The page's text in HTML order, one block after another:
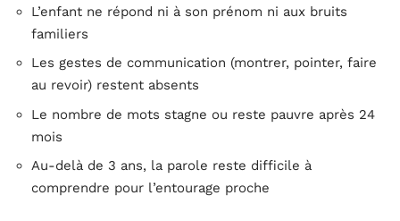
L’enfant ne répond ni à son prénom ni aux bruits
familiers
Les gestes de communication (montrer, pointer, faire
au revoir) restent absents
Le nombre de mots stagne ou reste pauvre après 24
mois
Au-delà de 3 ans, la parole reste difficile à
comprendre pour l’entourage proche